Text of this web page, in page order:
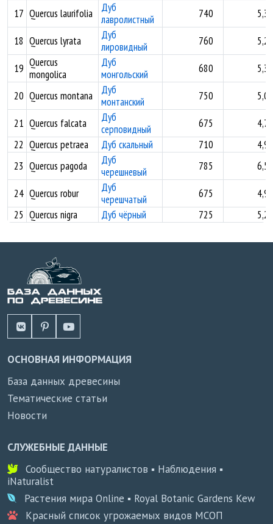
17 Quercus laurifolia
Дуб
лавролистный
740 5,38
18 Quercus lyrata
Дуб
лировидный
760 5,29
19 Quercus
mongolica
Дуб
монгольский
680 5,32
20 Quercus montana
Дуб
монтанский
750 5,03
21 Quercus falcata
Дуб
серповидный
675
4,72
22 Quercus petraea Дуб скальный 710
4,99
23 Quercus pagoda
Дуб
черешневый
785 6,58
24 Quercus robur
Дуб
черешчатый
675
4,98
25 Quercus nigra Дуб чёрный 725 5,29
ОСНОВНАЯ ИНФОРМАЦИЯ
База данных древесины
Тематические статьи
Новости
СЛУЖЕБНЫЕ ДАННЫЕ
Сообщество натуралистов ▪ Наблюдения ▪
iNaturalist
Растения мира Online ▪ Royal Botanic Gardens Kew
Красный список угрожаемых видов МСОП